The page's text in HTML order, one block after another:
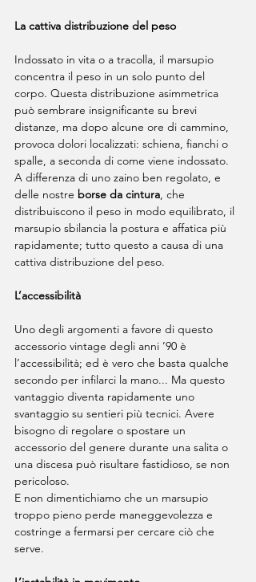
La cattiva distribuzione del peso
Indossato in vita o a tracolla, il marsupio
concentra il peso in un solo punto del
corpo. Questa distribuzione asimmetrica
può sembrare insignificante su brevi
distanze, ma dopo alcune ore di cammino,
provoca dolori localizzati: schiena, fianchi o
spalle, a seconda di come viene indossato.
A differenza di uno zaino ben regolato, e
delle nostre borse da cintura, che
distribuiscono il peso in modo equilibrato, il
marsupio sbilancia la postura e affatica più
rapidamente; tutto questo a causa di una
cattiva distribuzione del peso.
L’accessibilità
Uno degli argomenti a favore di questo
accessorio vintage degli anni ’90 è
l’accessibilità; ed è vero che basta qualche
secondo per infilarci la mano... Ma questo
vantaggio diventa rapidamente uno
svantaggio su sentieri più tecnici. Avere
bisogno di regolare o spostare un
accessorio del genere durante una salita o
una discesa può risultare fastidioso, se non
pericoloso.
E non dimentichiamo che un marsupio
troppo pieno perde maneggevolezza e
costringe a fermarsi per cercare ciò che
serve.